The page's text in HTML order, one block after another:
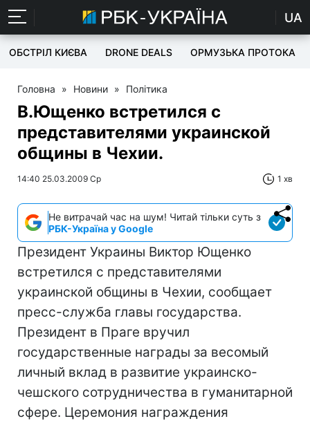
UA
ОБСТРІЛ КИЄВА DRONE DEALS ОРМУЗЬКА ПРОТОКА
Головна » Новини » Політика
В.Ющенко встретился с
представителями украинской
общины в Чехии.
14:40 25.03.2009 Ср 1 хв
Не витрачай час на шум! Читай тільки суть з
РБК-Україна у Google
Президент Украины Виктор Ющенко
встретился с представителями
украинской общины в Чехии, сообщает
пресс-служба главы государства.
Президент в Праге вручил
государственные награды за весомый
личный вклад в развитие украинско-
чешского сотрудничества в гуманитарной
сфере. Церемония награждения